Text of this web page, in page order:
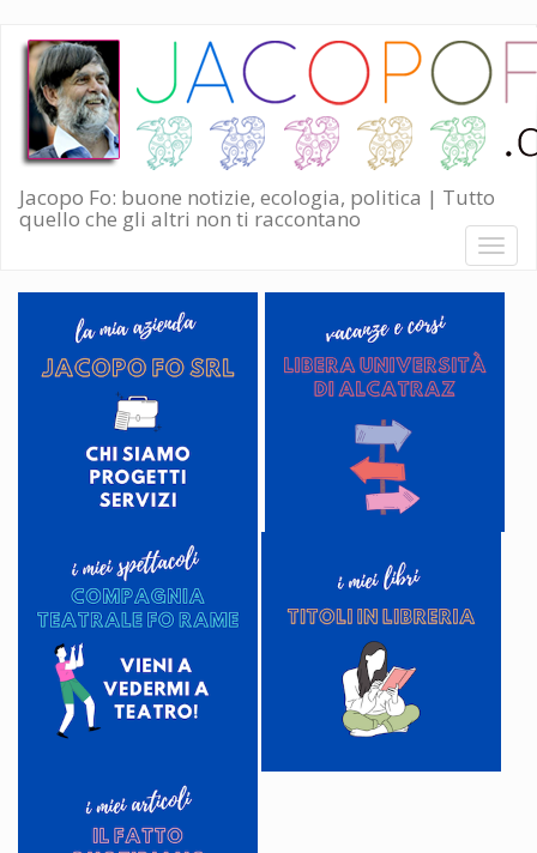
Salta
contenuto
principale
Jacopo Fo: buone notizie, ecologia, politica | Tutto
quello che gli altri non ti raccontano
Toggle